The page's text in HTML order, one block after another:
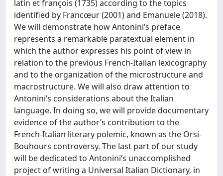
latin et françois (1735) according to the topics
identified by Francœur (2001) and Emanuele (2018).
We will demonstrate how Antonini’s preface
represents a remarkable paratextual element in
which the author expresses his point of view in
relation to the previous French-Italian lexicography
and to the organization of the microstructure and
macrostructure. We will also draw attention to
Antonini’s considerations about the Italian
language. In doing so, we will provide documentary
evidence of the author’s contribution to the
French-Italian literary polemic, known as the Orsi-
Bouhours controversy. The last part of our study
will be dedicated to Antonini’s unaccomplished
project of writing a Universal Italian Dictionary, in